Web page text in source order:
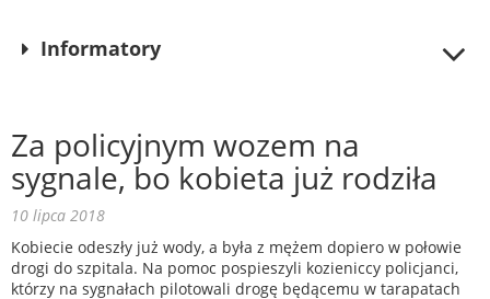
Informatory
Za policyjnym wozem na
sygnale, bo kobieta już rodziła
10 lipca 2018
Kobiecie odeszły już wody, a była z mężem dopiero w połowie
drogi do szpitala. Na pomoc pospieszyli kozieniccy policjanci,
którzy na sygnałach pilotowali drogę będącemu w tarapatach